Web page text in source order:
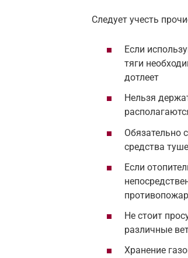
Следует учесть
Если
тяги
дотлеет
Нельзя
Обязательно
средства
Если
Не стоит
различные
Хранение